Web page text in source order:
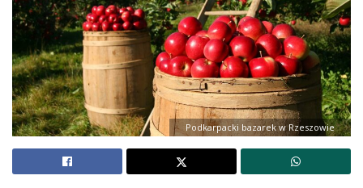
Podkarpacki bazarek w Rzeszowie